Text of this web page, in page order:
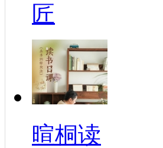
匠
暄桐读